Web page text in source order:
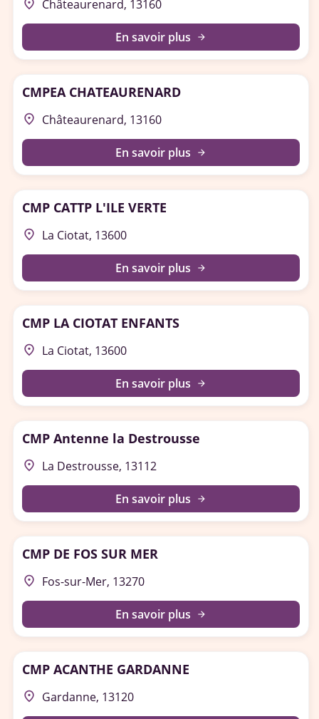
place Châteaurenard, 13160
En savoir plus arrow_forward
CMPEA CHATEAURENARD
place Châteaurenard, 13160
En savoir plus arrow_forward
CMP CATTP L'ILE VERTE
place La Ciotat, 13600
En savoir plus arrow_forward
CMP LA CIOTAT ENFANTS
place La Ciotat, 13600
En savoir plus arrow_forward
CMP Antenne la Destrousse
place La Destrousse, 13112
En savoir plus arrow_forward
CMP DE FOS SUR MER
place Fos-sur-Mer, 13270
En savoir plus arrow_forward
CMP ACANTHE GARDANNE
place Gardanne, 13120